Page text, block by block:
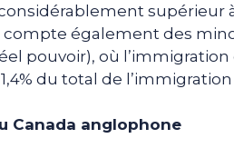
supérieur
également des
pouvoir), où l’immigration
du total de
Canada anglophone